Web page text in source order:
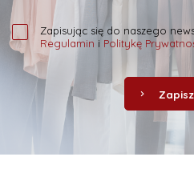
Zapisując się do naszego
Regulamin i Politykę